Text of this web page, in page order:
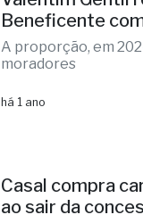
Beneficente
A proporção, em
moradores
há 1 ano
Casal compra
ao sair da